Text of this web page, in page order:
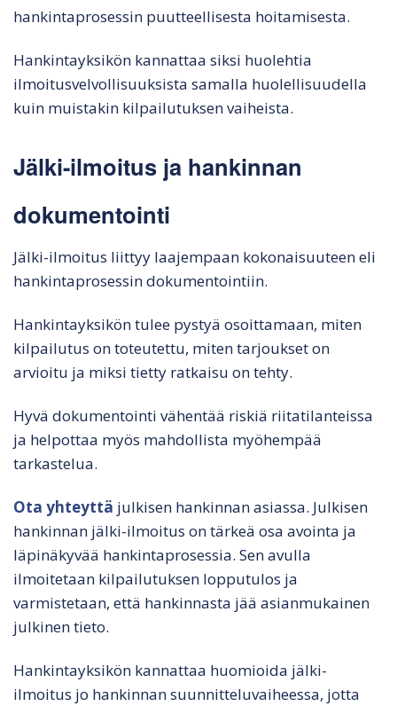
hankintaprosessin puutteellisesta hoitamisesta.
Hankintayksikön kannattaa siksi huolehtia
ilmoitusvelvollisuuksista samalla huolellisuudella
kuin muistakin kilpailutuksen vaiheista.
Jälki-ilmoitus ja hankinnan
dokumentointi
Jälki-ilmoitus liittyy laajempaan kokonaisuuteen eli
hankintaprosessin dokumentointiin.
Hankintayksikön tulee pystyä osoittamaan, miten
kilpailutus on toteutettu, miten tarjoukset on
arvioitu ja miksi tietty ratkaisu on tehty.
Hyvä dokumentointi vähentää riskiä riitatilanteissa
ja helpottaa myös mahdollista myöhempää
tarkastelua.
Ota yhteyttä julkisen hankinnan asiassa. Julkisen
hankinnan jälki-ilmoitus on tärkeä osa avointa ja
läpinäkyvää hankintaprosessia. Sen avulla
ilmoitetaan kilpailutuksen lopputulos ja
varmistetaan, että hankinnasta jää asianmukainen
julkinen tieto.
Hankintayksikön kannattaa huomioida jälki-
ilmoitus jo hankinnan suunnitteluvaiheessa, jotta